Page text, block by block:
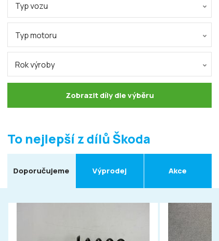
Typ vozu
Typ motoru
Rok výroby
Zobrazit díly dle výběru
To nejlepší z dílů Škoda
Doporučujeme Výprodej Akce